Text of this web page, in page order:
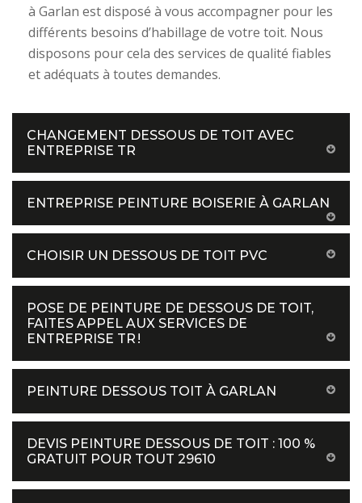
à Garlan est disposé à vous accompagner pour les
différents besoins d’habillage de votre toit. Nous
disposons pour cela des services de qualité fiables
et adéquats à toutes demandes.
CHANGEMENT DESSOUS DE TOIT AVEC
ENTREPRISE TR
ENTREPRISE PEINTURE BOISERIE À GARLAN
CHOISIR UN DESSOUS DE TOIT PVC
POSE DE PEINTURE DE DESSOUS DE TOIT,
FAITES APPEL AUX SERVICES DE
ENTREPRISE TR !
PEINTURE DESSOUS TOIT À GARLAN
DEVIS PEINTURE DESSOUS DE TOIT : 100 %
GRATUIT POUR TOUT 29610